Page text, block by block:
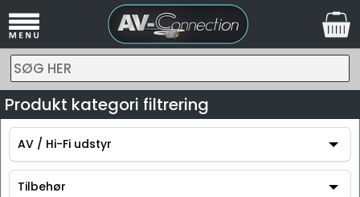
SØG HER
Produkt kategori filtrering
AV / Hi-Fi udstyr
AV / Hi-Fi udstyr
Tilbehør